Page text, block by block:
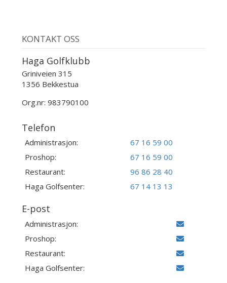
KONTAKT OSS
Haga Golfklubb
Griniveien 315
1356 Bekkestua
Org.nr: 983790100
Telefon
Administrasjon:
67 16 59 00
Proshop:
67 16 59 00
Restaurant:
96 86 28 40
Haga Golfsenter:
67 14 13 13
E-post
Administrasjon:
Proshop:
Restaurant:
Haga Golfsenter: